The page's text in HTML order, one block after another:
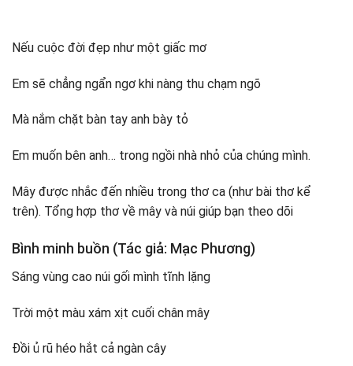
Nếu cuộc đời đẹp như một giấc mơ
Em sẽ chẳng ngẩn ngơ khi nàng thu chạm ngõ
Mà nắm chặt bàn tay anh bày tỏ
Em muốn bên anh… trong ngồi nhà nhỏ của chúng mình.
Mây được nhắc đến nhiều trong thơ ca (như bài thơ kể
trên). Tổng hợp thơ về mây và núi giúp bạn theo dõi
Bình minh buồn (Tác giả: Mạc Phương)
Sáng vùng cao núi gối mình tĩnh lặng
Trời một màu xám xịt cuối chân mây
Đồi ủ rũ héo hắt cả ngàn cây